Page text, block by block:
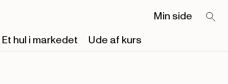
Et hul i markedet Ude af kurs
Min side